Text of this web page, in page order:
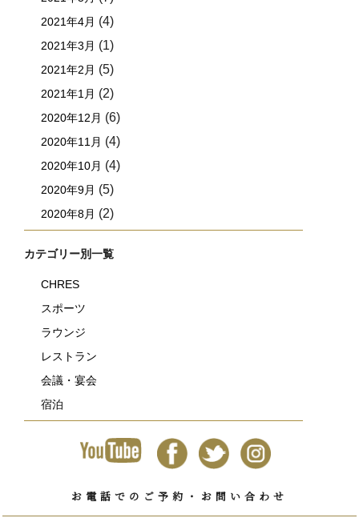
2021年4月 (4)
2021年3月 (1)
2021年2月 (5)
2021年1月 (2)
2020年12月 (6)
2020年11月 (4)
2020年10月 (4)
2020年9月 (5)
2020年8月 (2)
カテゴリー別一覧
CHRES
スポーツ
ラウンジ
レストラン
会議・宴会
宿泊
お電話でのご予約・お問い合わせ